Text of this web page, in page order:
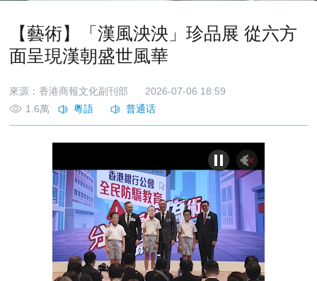
【藝術】「漢風泱泱」珍品展 從六方
面呈現漢朝盛世風華
來源：香港商報文化副刊部
2026-07-06 18:59
1.6萬